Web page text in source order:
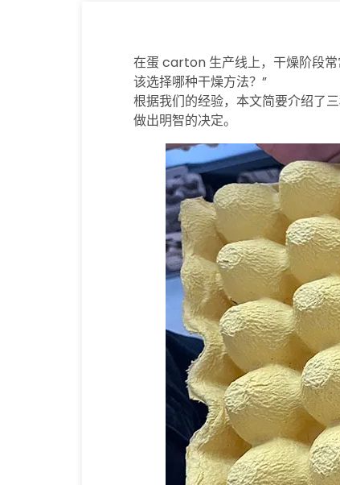
在蛋 carton 生产线上，干燥阶段常
该选择哪种干燥方法？”
根据我们的经验，本文简要介绍了
做出明智的决定。